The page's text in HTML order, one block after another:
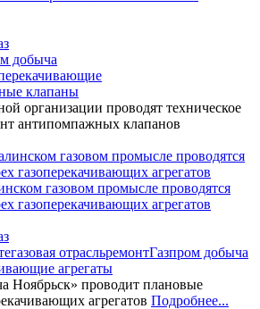
добыча
клапаны
организации проводят техническое
антипомпажных клапанов
газовом промысле проводятся
газоперекачивающих агрегатов
отрасльремонтГазпром добыча
агрегаты
Ноябрьск» проводит плановые
агрегатов Подробнее...